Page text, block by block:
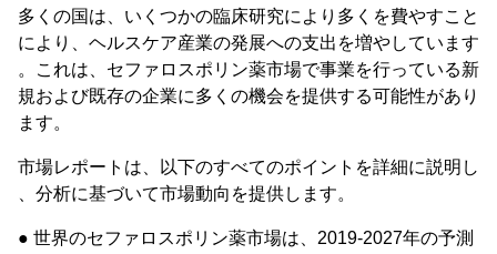
多くの国は、いくつかの臨床研究により多くを費やすこと
により、ヘルスケア産業の発展への支出を増やしています
。これは、セファロスポリン薬市場で事業を行っている新
規および既存の企業に多くの機会を提供する可能性があり
ます。
市場レポートは、以下のすべてのポイントを詳細に説明し
、分析に基づいて市場動向を提供します。
● 世界のセファロスポリン薬市場は、2019-2027年の予測